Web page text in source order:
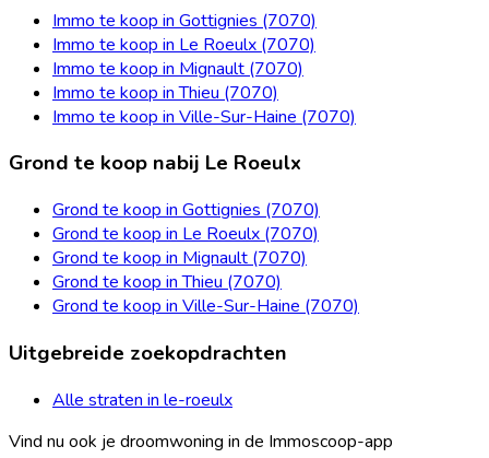
Immo te koop in Gottignies (7070)
Immo te koop in Le Roeulx (7070)
Immo te koop in Mignault (7070)
Immo te koop in Thieu (7070)
Immo te koop in Ville-Sur-Haine (7070)
Grond te koop nabij Le Roeulx
Grond te koop in Gottignies (7070)
Grond te koop in Le Roeulx (7070)
Grond te koop in Mignault (7070)
Grond te koop in Thieu (7070)
Grond te koop in Ville-Sur-Haine (7070)
Uitgebreide zoekopdrachten
Alle straten in le-roeulx
Vind nu ook je droomwoning in de Immoscoop-app